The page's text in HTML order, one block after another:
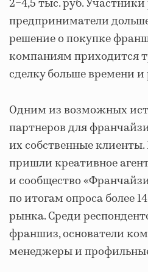
2−4,5 тыс. руб.
предприниматели
решение о покупке
компаниям приходится
сделку больше времени и
Одним из возможных
партнеров для
их собственные
пришли креативное
и сообщество
по итогам опроса более
рынка. Среди
франшиз, основатели
менеджеры и